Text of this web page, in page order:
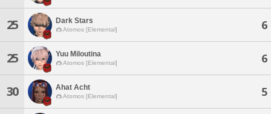
25 Dark Stars
Atomos [Elemental] 6
25 Yuu Miloutina
Atomos [Elemental] 6
30 Ahat Acht
Atomos [Elemental] 5